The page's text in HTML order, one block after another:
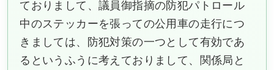
ておりまして、議員御指摘の防犯パトロール
中のステッカーを張っての公用車の走行につ
きましては、防犯対策の一つとして有効であ
るというふうに考えておりまして、関係局と